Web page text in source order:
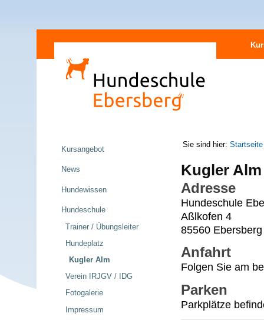
zum
Inhalt
Direkt
Navigation
Sie sind hier: Startseite
Kugler Alm
Adresse
Hundeschule
Aßlkofen 4
85560 Ebersberg
Anfahrt
Folgen Sie am
Parken
Parkplätze
Kursangebot
News
Hundewissen
Hundeschule
Trainer / Übungsleiter
Hundeplatz
Kugler Alm
Verein IRJGV / IDG
Fotogalerie
Impressum